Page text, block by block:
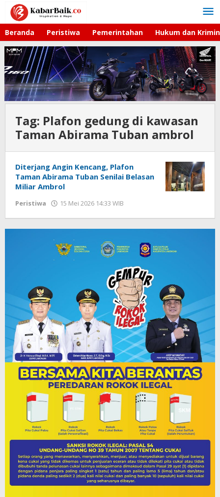
Lewati
konten
Beranda Peristiwa Pemerintahan Hukum dan
Tag: Plafon gedung di kawasan
Taman Abirama Tuban ambrol
Diterjang Angin Kencang, Plafon
Taman Abirama Tuban Senilai Belasan
Miliar Ambrol
Peristiwa 15 Mei 2026 14:33 WIB